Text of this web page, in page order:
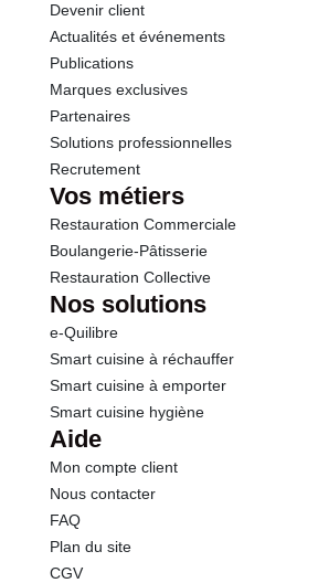
Devenir client
Actualités et événements
Publications
Marques exclusives
Partenaires
Solutions professionnelles
Recrutement
Vos métiers
Restauration Commerciale
Boulangerie-Pâtisserie
Restauration Collective
Nos solutions
e-Quilibre
Smart cuisine à réchauffer
Smart cuisine à emporter
Smart cuisine hygiène
Aide
Mon compte client
Nous contacter
FAQ
Plan du site
CGV